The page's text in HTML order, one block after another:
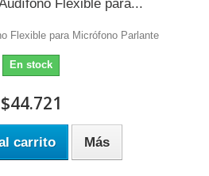
Flexible para...
Flexible para Micrófono Parlante
En stock
$44.721
carrito Más